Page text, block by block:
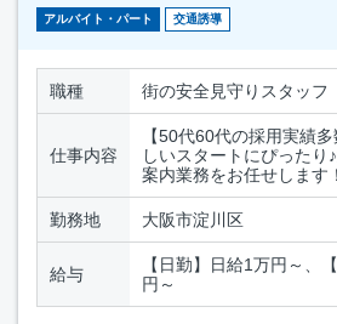
アルバイト・パート 交通誘導
職種 街の安全見守りスタッフ
仕事内容
【50代60代の採用実績
しいスタートにぴったり
案内業務をお任せします！
勤務地 大阪市淀川区
給与
【日勤】日給1万円～、
円～